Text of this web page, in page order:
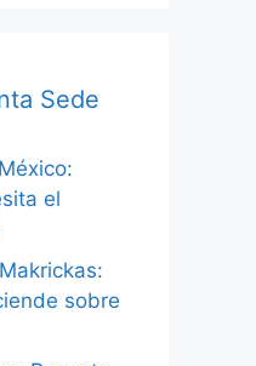
Sede
el
sobre